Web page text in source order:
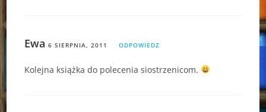
Ewa 6 SIERPNIA, 2011 ODPOWIEDZ
Kolejna książka do polecenia siostrzenicom.